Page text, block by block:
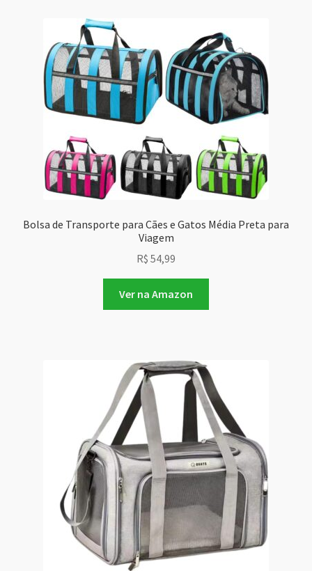
Bolsa de Transporte para Cães e Gatos Média Preta para
Viagem
R$ 54,99
Ver na Amazon